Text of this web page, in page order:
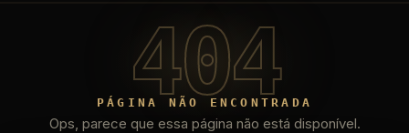
404
PÁGINA NÃO ENCONTRADA
Ops, parece que essa página não está disponível.